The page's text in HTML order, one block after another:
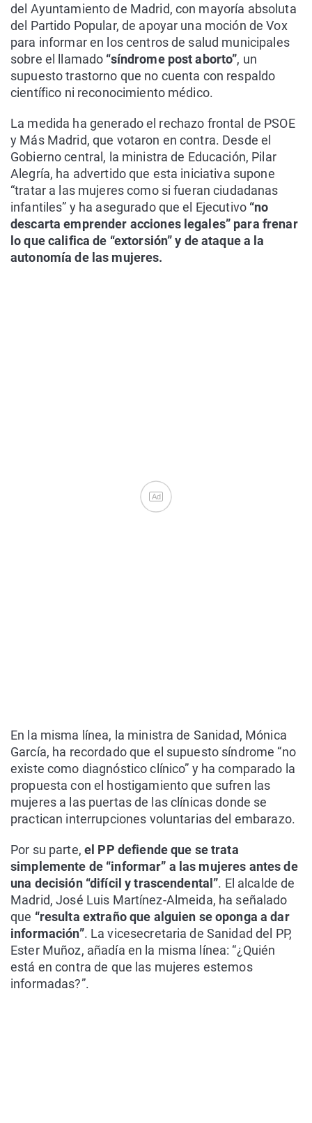
del Ayuntamiento de Madrid, con mayoría absoluta
del Partido Popular, de apoyar una moción de Vox
para informar en los centros de salud municipales
sobre el llamado “síndrome post aborto”, un
supuesto trastorno que no cuenta con respaldo
científico ni reconocimiento médico.
La medida ha generado el rechazo frontal de PSOE
y Más Madrid, que votaron en contra. Desde el
Gobierno central, la ministra de Educación, Pilar
Alegría, ha advertido que esta iniciativa supone
“tratar a las mujeres como si fueran ciudadanas
infantiles” y ha asegurado que el Ejecutivo “no
descarta emprender acciones legales” para frenar
lo que califica de “extorsión” y de ataque a la
autonomía de las mujeres.
Ad
En la misma línea, la ministra de Sanidad, Mónica
García, ha recordado que el supuesto síndrome “no
existe como diagnóstico clínico” y ha comparado la
propuesta con el hostigamiento que sufren las
mujeres a las puertas de las clínicas donde se
practican interrupciones voluntarias del embarazo.
Por su parte, el PP defiende que se trata
simplemente de “informar” a las mujeres antes de
una decisión “difícil y trascendental”. El alcalde de
Madrid, José Luis Martínez-Almeida, ha señalado
que “resulta extraño que alguien se oponga a dar
información”. La vicesecretaria de Sanidad del PP,
Ester Muñoz, añadía en la misma línea: “¿Quién
está en contra de que las mujeres estemos
informadas?”.